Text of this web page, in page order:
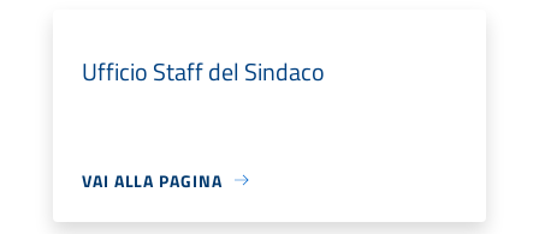
Ufficio Staff del Sindaco
VAI ALLA PAGINA